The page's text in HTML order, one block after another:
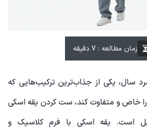
زمان مطالعه : 7 دقیقه
سال، یکی از جذاب‌ترین ترکیب‌هایی که
خاص و متفاوت کند، ست کردن یقه اسکی
است. یقه اسکی با فرم کلاسیک و